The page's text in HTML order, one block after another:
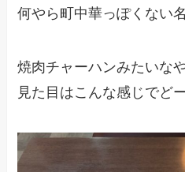
何やら町中華っぽくない
焼肉チャーハンみたいな
見た目はこんな感じでど